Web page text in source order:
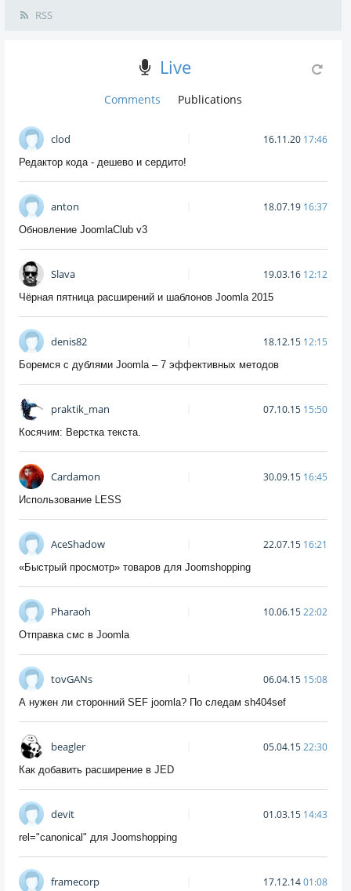
RSS
Live
Comments Publications
clod 16.11.20 17:46
Редактор кода - дешево и сердито!
anton 18.07.19 16:37
Обновление JoomlaClub v3
Slava 19.03.16 12:12
Чёрная пятница расширений и шаблонов Joomla 2015
denis82 18.12.15 12:15
Боремся с дублями Joomla – 7 эффективных методов
praktik_man 07.10.15 15:50
Косячим: Верстка текста.
Cardamon 30.09.15 16:45
Использование LESS
AceShadow 22.07.15 16:21
«Быстрый просмотр» товаров для Joomshopping
Pharaoh 10.06.1522:02
Отправка смс в Joomla
tovGANs 06.04.15 15:08
А нужен ли сторонний SEF joomla? По следам sh404sef
beagler 05.04.1522:30
Как добавить расширение в JED
devit 01.03.15 14:43
rel="canonical" для Joomshopping
framecorp 17.12.1401:08